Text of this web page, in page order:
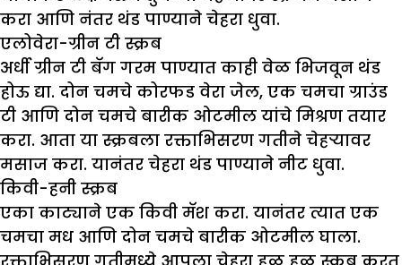
करा आणि नंतर थंड पाण्याने चेहरा धुवा.
एलोवेरा-ग्रीन टी स्क्रब
अर्धी ग्रीन टी बॅग गरम पाण्यात काही वेळ भिजवून थंड
होऊ द्या. दोन चमचे कोरफड वेरा जेल, एक चमचा ग्राउंड
टी आणि दोन चमचे बारीक ओटमील यांचे मिश्रण तयार
करा. आता या स्क्रबला रक्ताभिसरण गतीने चेहऱ्यावर
मसाज करा. यानंतर चेहरा थंड पाण्याने नीट धुवा.
किवी-हनी स्क्रब
एका काट्याने एक किवी मॅश करा. यानंतर त्यात एक
चमचा मध आणि दोन चमचे बारीक ओटमील घाला.